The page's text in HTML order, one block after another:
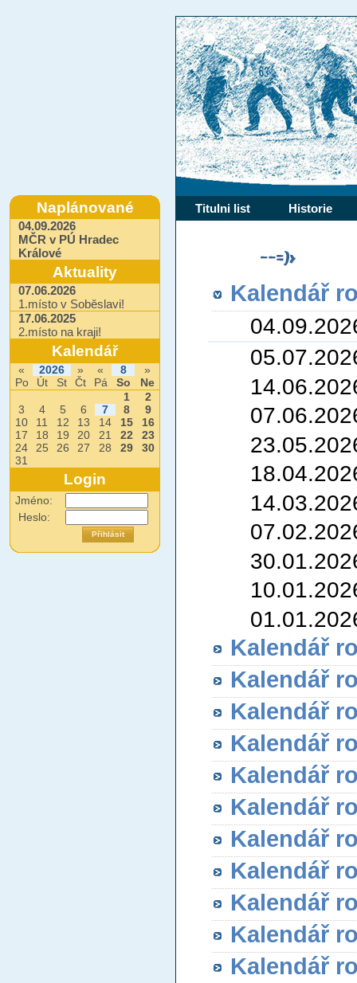
Naplánované
04.09.2026
MČR v PÚ Hradec
Králové
Aktuality
07.06.2026
1.místo v Soběslavi!
17.06.2025
2.místo na kraji!
Kalendář
« 2026 » « 8
»
Po
Út St Čt Pá So
Ne
1
2
3
4 5 6 7 8
9
10
11 12 13 14 15
16
17
18 19 20 21 22
23
24
25 26 27 28 29
30
31
Login
Jméno:
Heslo:
Titulni list Historie
Kalendář
Kalendář
Kalendář
Kalendář
Kalendář
Kalendář
Kalendář
Kalendář
Kalendář
Kalendář
Kalendář
Kalendář